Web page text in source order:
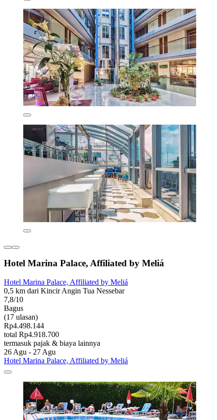
Hotel Marina Palace, Affiliated by Meliá
Hotel Marina Palace, Affiliated by Meliá
0,5 km dari Kincir Angin Tua Nessebar
7,8/10
Bagus
(17 ulasan)
Rp4.498.144
total Rp4.918.700
termasuk pajak & biaya lainnya
26 Agu - 27 Agu
Hotel Marina Palace, Affiliated by Meliá